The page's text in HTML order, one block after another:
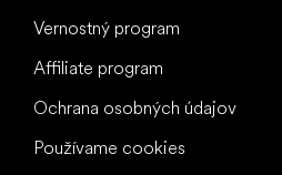
Vernostný program
Affiliate program
Ochrana osobných údajov
Používame cookies